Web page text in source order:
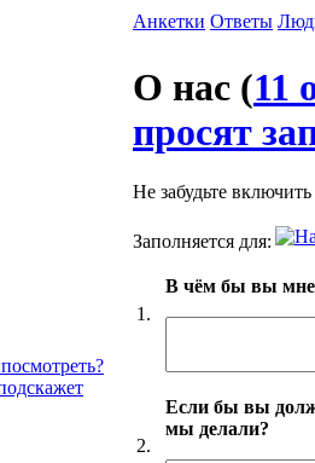
Анкетки Ответы
О нас (11
просят
Не забудьте
Заполняется для:
1.
В чём бы вы мне
2.
Если бы вы
мы делали?